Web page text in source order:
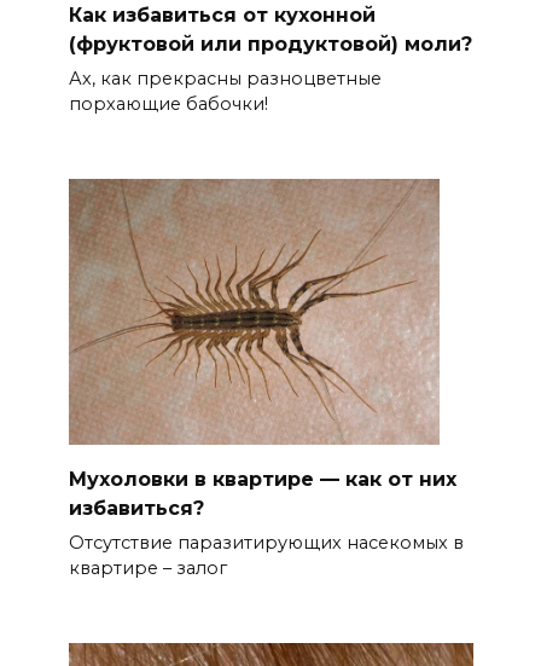
Как избавиться от кухонной
(фруктовой или продуктовой) моли?
Ах, как прекрасны разноцветные
порхающие бабочки!
Мухоловки в квартире — как от них
избавиться?
Отсутствие паразитирующих насекомых в
квартире – залог